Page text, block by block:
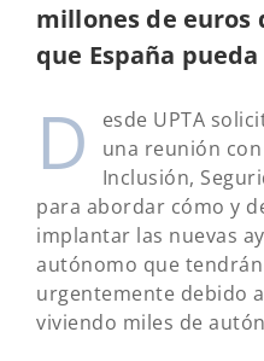
millones de euros
que España pueda
D
esde UPTA
una reunión
Inclusión,
para abordar cómo y
implantar las nuevas
autónomo que
urgentemente debido
viviendo miles de